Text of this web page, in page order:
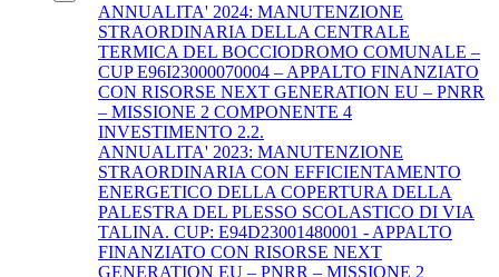
ANNUALITA' 2024: MANUTENZIONE
STRAORDINARIA DELLA CENTRALE
TERMICA DEL BOCCIODROMO COMUNALE –
CUP E96I23000070004 – APPALTO FINANZIATO
CON RISORSE NEXT GENERATION EU – PNRR
– MISSIONE 2 COMPONENTE 4
INVESTIMENTO 2.2.
ANNUALITA' 2023: MANUTENZIONE
STRAORDINARIA CON EFFICIENTAMENTO
ENERGETICO DELLA COPERTURA DELLA
PALESTRA DEL PLESSO SCOLASTICO DI VIA
TALINA. CUP: E94D23001480001 - APPALTO
FINANZIATO CON RISORSE NEXT
GENERATION EU – PNRR – MISSIONE 2